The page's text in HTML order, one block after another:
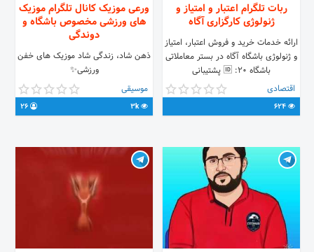
ربات تلگرام اعتبار و امتیاز و
ژنولوژی کارگزاری آگاه
ارائه خدمات خرید و فروش اعتبار، امتیاز
و ژنولوژی باشگاه آگاه در بستر معاملاتی
باشگاه ۲۰: 🆔 پشتیبانی
@bashgah_bashgah 🌐 آدرس سامانه
bashgah20.ir
اقتصادی
ورعی موزیک کانال تلگرام موزیک
های ورزشی مخصوص باشگاه و
دوندگی
ذهن شاد، زندگی شاد موزیک های خفن
ورزشی✨
موسیقی
3k